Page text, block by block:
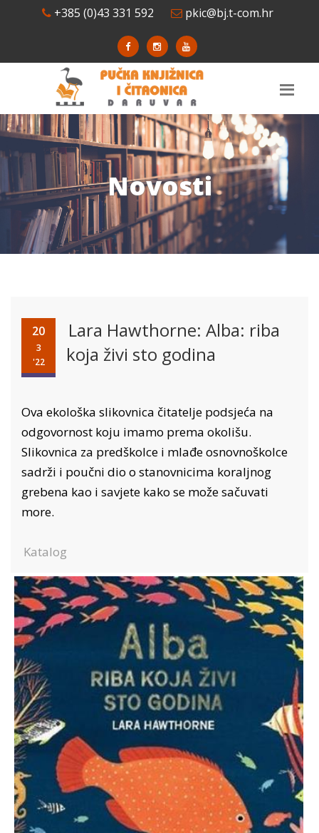
+385 (0)43 331 592 pkic@bj.t-com.hr
Novosti
20
3
'22
Lara Hawthorne: Alba: riba
koja živi sto godina
Ova ekološka slikovnica čitatelje podsjeća na
odgovornost koju imamo prema okolišu.
Slikovnica za predškolce i mlađe osnovnoškolce
sadrži i poučni dio o stanovnicima koraljnog
grebena kao i savjete kako se može sačuvati
more.
Katalog